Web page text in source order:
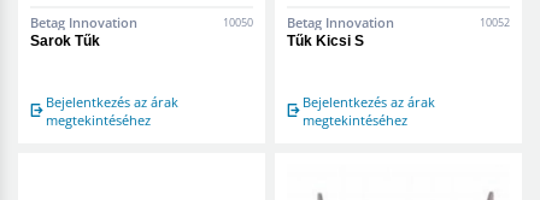
Betag Innovation 10050
Sarok Tűk
Bejelentkezés az árak
megtekintéséhez
Betag Innovation 10052
Tűk Kicsi S
Bejelentkezés az árak
megtekintéséhez